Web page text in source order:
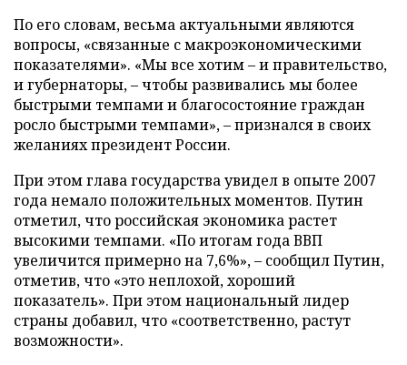
По его словам, весьма актуальными являются
вопросы, «связанные с макроэкономическими
показателями». «Мы все хотим – и правительство,
и губернаторы, – чтобы развивались мы более
быстрыми темпами и благосостояние граждан
росло быстрыми темпами», – признался в своих
желаниях президент России.
При этом глава государства увидел в опыте 2007
года немало положительных моментов. Путин
отметил, что российская экономика растет
высокими темпами. «По итогам года ВВП
увеличится примерно на 7,6%», – сообщил Путин,
отметив, что «это неплохой, хороший
показатель». При этом национальный лидер
страны добавил, что «соответственно, растут
возможности».